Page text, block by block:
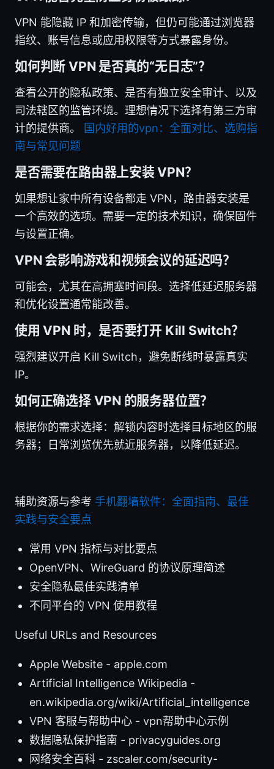
VPN 能隐藏 IP 和加密传输，但仍可能通过浏览器
指纹、账号信息或应用权限等方式暴露身份。
如何判断 VPN 是否真的“无日志”？
查看公开的隐私政策、是否有独立安全审计、以及
司法辖区的监管环境。理想情况下选择有第三方审
计的提供商。
国内好用的vpn：全面对比、选购指
南与常见问题
是否需要在路由器上安装 VPN？
如果想让家中所有设备都走 VPN，路由器安装是
一个高效的选项。需要一定的技术知识，确保固件
与设置正确。
VPN 会影响游戏和视频会议的延迟吗？
可能会，尤其在高拥塞时间段。选择低延迟服务器
和优化设置通常能改善。
使用 VPN 时，是否要打开 Kill Switch？
强烈建议开启 Kill Switch，避免断线时暴露真实
IP。
如何正确选择 VPN 的服务器位置？
根据你的需求选择：解锁内容时选择目标地区的服
务器；日常浏览优先就近服务器，以降低延迟。
辅助资源与参考 手机翻墙软件：全面指南、最佳
实践与安全要点
常用 VPN 指标与对比要点
OpenVPN、WireGuard 的协议原理简述
安全隐私最佳实践清单
不同平台的 VPN 使用教程
Useful URLs and Resources
Apple Website - apple.com
Artificial Intelligence Wikipedia -
en.wikipedia.org/wiki/Artificial_intelligence
VPN 客服与帮助中心 - vpn帮助中心示例
数据隐私保护指南 - privacyguides.org
网络安全百科 - zscaler.com/security-